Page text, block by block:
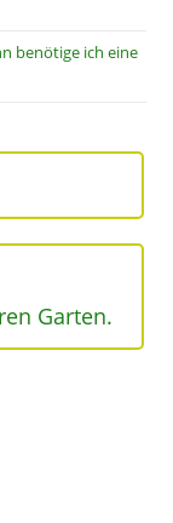
benötige ich eine
Garten.